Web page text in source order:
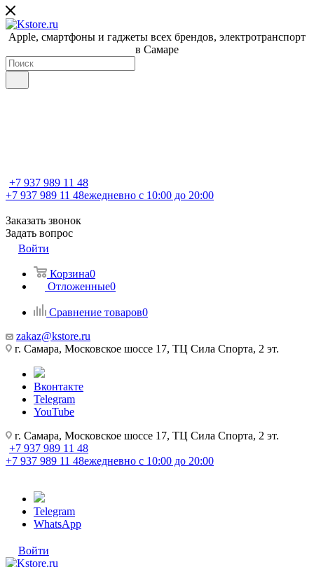
Apple, cмартфоны и гаджеты всех брендов, электротранспорт
в Самаре
+7 937 989 11 48
+7 937 989 11 48ежедневно с 10:00 до 20:00
Заказать звонок
Задать вопрос
Войти
Корзина0
Отложенные0
Сравнение товаров0
zakaz@kstore.ru
г. Самара, Московское шоссе 17, ТЦ Сила Спорта, 2 эт.
Вконтакте
Telegram
YouTube
г. Самара, Московское шоссе 17, ТЦ Сила Спорта, 2 эт.
+7 937 989 11 48
+7 937 989 11 48ежедневно с 10:00 до 20:00
Telegram
WhatsApp
Войти